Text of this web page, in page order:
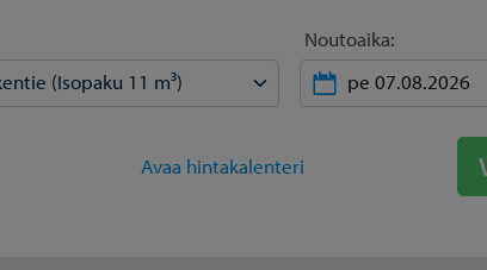
Noutoaika:
Avaa hintakalenteri